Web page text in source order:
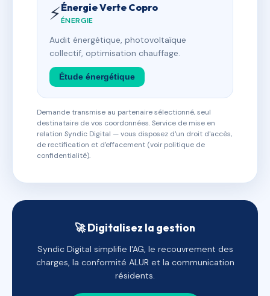
⚡Énergie Verte Copro
ÉNERGIE
Audit énergétique, photovoltaïque
collectif, optimisation chauffage.
Étude énergétique
Demande transmise au partenaire sélectionné, seul
destinataire de vos coordonnées. Service de mise en
relation Syndic Digital — vous disposez d'un droit d'accès,
de rectification et d'effacement (voir politique de
confidentialité).
🚀 Digitalisez la gestion
Syndic Digital simplifie l'AG, le recouvrement des
charges, la conformité ALUR et la communication
résidents.